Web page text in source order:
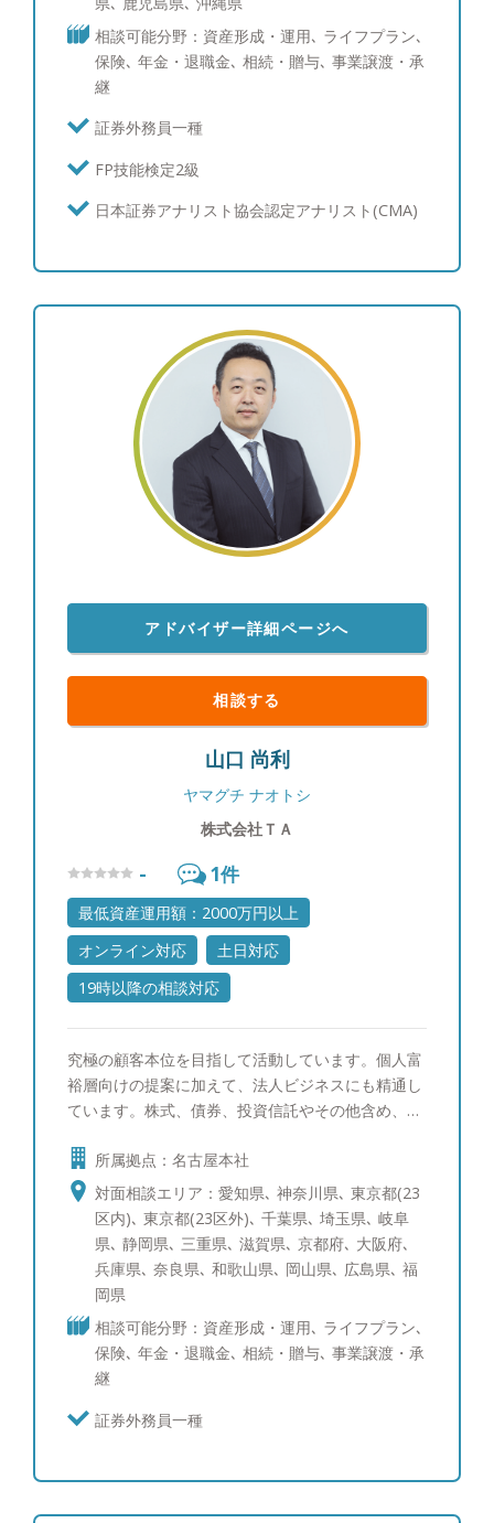
いう機関投資家含めたプロ投資家が愛用する専用情
報端末を使い、サービスをご提供しています。債券
運用のスキルは三菱UFJメリルリンチPB証券時代に
磨かれ、シンガポールへの社費留学経験を活かし、
海外の最新情報を収集しています。現在ポートフォ
討中の方々にも、期待にお応え出来るサービスを提
供させて頂けることと自負しています。 【資産運
用：ポートフォリオ運用について】 富裕層の皆様
多くいただくため、個別株よりも値動きが安定的な
債券と、インデックス投信やETFの組み合わせを中
心にご提案を行い、継続的な利息とキャピタルゲイ
ンを目指すポートフォリオを構築しています。 結
果としてお客様からは、上下はあるもののご納得い
ただける運用を行えていることから、「亀井さんに
任せて良かった。」と喜んでいただけることが多い
です。 【資産運用：情報収集への取り組み】 とり
わけ債券投資の情報は一般に公開されていないもの
も多いため、週に一度海外の公的機関の一次情報を
確認し、個人でブルームバーグ端末を契約して情報
収集に努めています。商品別の過去の値動きやその
【投資教育】 私立大学でライフプランニングを教
えていた経験を通じて、富裕層のお客様のご子息、
ご令嬢に対して投資教育を実施させていただいてお
ります。 【大切にしていること】 「自分が心の底
から思っていること」をお伝えすることです。マー
ケットの状況が悲観的でもごまかすことはありませ
んし、わからない事は正直に「わからない」とお伝
げますし、駄目なものはダメと申し上げます。それ
がお客様からの信頼に繋がると思っています。
【自身のマネースタイル】 個別株ですと値動きに
一喜一憂したりと、お客様の大切な時間を自分の心
の動きに使ってしまい、もったいないと思っている
ので、基本的に収入のうち余ったお金はETFや他の
ファンドなどに積み立てています。 【出身地】 大
阪市 【家族構成】 妻と10歳、8歳の2人の子供がい
近は沖縄に行きました。マイル集めにこだわりがあ
り、60万マイルを貯めています。マイル獲得方法を
お客様にも伝えることがあります。
相談可能分野：資産形成・運用､ ライフプラン､
保険､ 年金・退職金､ 相続・贈与､ 事業譲渡・承
継
証券外務員一種
FP技能検定2級
日本証券アナリスト協会認定アナリスト(CMA)
アドバイザー詳細ページへ
相談する
山口 尚利
ヤマグチ ナオトシ
株式会社ＴＡ
- 1件
最低資産運用額：2000万円以上
オンライン対応
土日対応
19時以降の相談対応
究極の顧客本位を目指して活動しています。個人富
裕層向けの提案に加えて、法人ビジネスにも精通し
ています。株式、債券、投資信託やその他含め、有
で、あらゆる相談に対応可能です。 【運用に対す
るモットー】 日本と比較した時に、米国ではすで
に顧客本位原則が高い次元で法制化されています。
我が国の資産運用のさらなる発展のためには、米国
型の運用サービスの提供は不可欠です。私たちは他
に先んじて、今できうる究極の顧客本位を追及して
まいります。
所属拠点：名古屋本社
対面相談エリア：愛知県､ 神奈川県､ 東京都(23
区内)､ 東京都(23区外)､ 千葉県､ 埼玉県､ 岐阜
県､ 静岡県､ 三重県､ 滋賀県､ 京都府､ 大阪府､
兵庫県､ 奈良県､ 和歌山県､ 岡山県､ 広島県､ 福
岡県
相談可能分野：資産形成・運用､ ライフプラン､
保険､ 年金・退職金､ 相続・贈与､ 事業譲渡・承
継
証券外務員一種